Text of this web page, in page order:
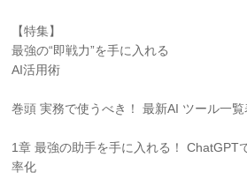
【特集】
最強の“即戦力”を手に入れる
AI活用術
巻頭 実務で使うべき！ 最新AI ツール一覧
1章 最強の助手を手に入れる！ ChatGPT
率化